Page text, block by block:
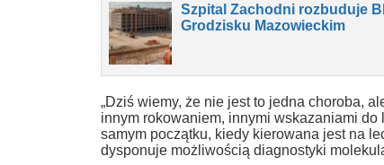
Szpital Zachodni rozbuduje
Grodzisku Mazowieckim
„Dziś wiemy, że nie jest to jedna choroba,
innym rokowaniem, innymi wskazaniami
samym początku, kiedy kierowana jest na
dysponuje możliwością diagnostyki